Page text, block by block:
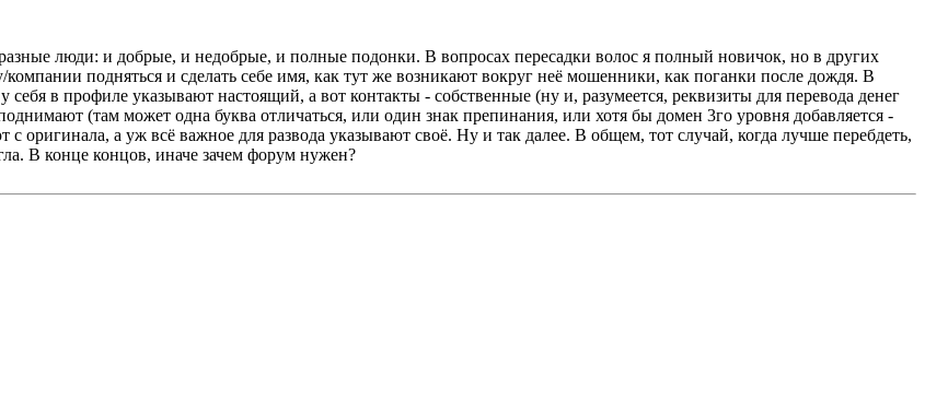
люди: и добрые, и недобрые, и полные подонки. В вопросах пересадки волос я полный новичок, но в других
компании подняться и сделать себе имя, как тут же возникают вокруг неё мошенники, как поганки после дождя. В
в профиле указывают настоящий, а вот контакты - собственные (ну и, разумеется, реквизиты для перевода денег
(там может одна буква отличаться, или один знак препинания, или хотя бы домен 3го уровня добавляется -
оригинала, а уж всё важное для развода указывают своё. Ну и так далее. В общем, тот случай, когда лучше перебдеть,
В конце концов, иначе зачем форум нужен?